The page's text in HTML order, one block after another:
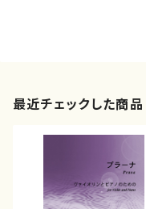
最近チェックした商品